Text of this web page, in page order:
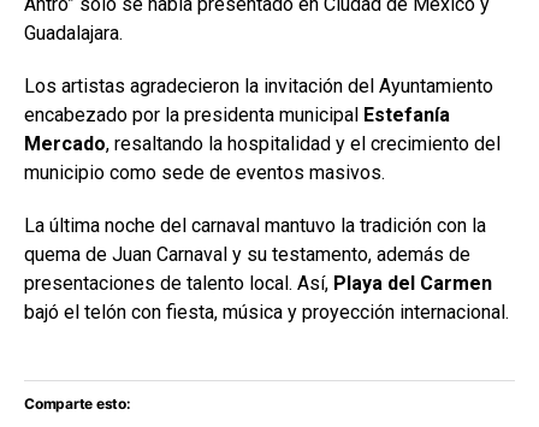
Guadalajara.
Los artistas agradecieron la invitación del Ayuntamiento
encabezado por la presidenta municipal Estefanía
Mercado, resaltando la hospitalidad y el crecimiento del
municipio como sede de eventos masivos.
La última noche del carnaval mantuvo la tradición con la
quema de Juan Carnaval y su testamento, además de
presentaciones de talento local. Así, Playa del Carmen
bajó el telón con fiesta, música y proyección internacional.
Comparte esto: